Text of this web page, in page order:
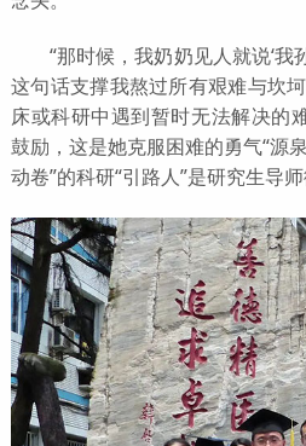
“那时候，我奶奶见人就说‘我
这句话支撑我熬过所有艰难与坎
床或科研中遇到暂时无法解决的
鼓励，这是她克服困难的勇气“源
动卷”的科研“引路人”是研究生导师